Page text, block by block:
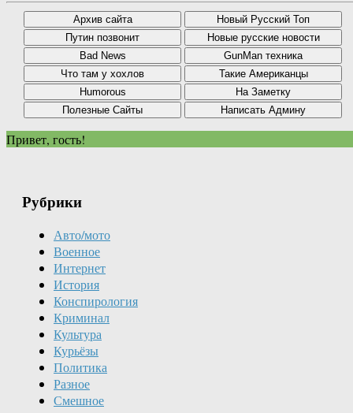
Привет, гость!
Рубрики
Авто/мото
Военное
Интернет
История
Конспирология
Криминал
Культура
Курьёзы
Политика
Разное
Смешное